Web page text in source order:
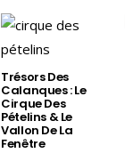
Trésors Des
Calanques : Le
Cirque Des
Pételins & Le
Vallon De La
Fenêtre